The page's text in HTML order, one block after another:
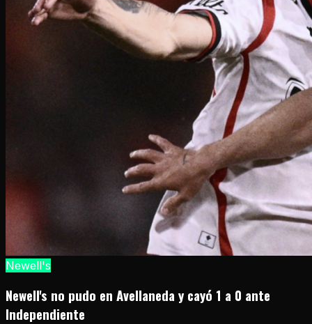
Newell's
Newell's no pudo en Avellaneda y cayó 1 a 0 ante
Independiente